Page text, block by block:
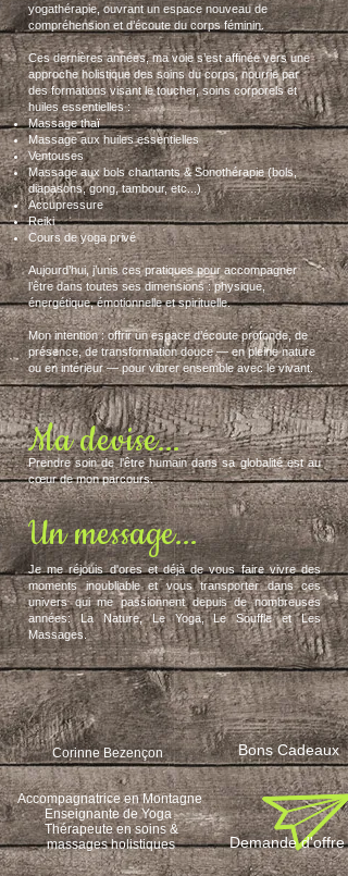
yogathérapie, ouvrant un espace nouveau de
compréhension et d’écoute du corps féminin.
​Ces dernières années, ma voie s’est affinée vers une
approche holistique des soins du corps, nourrie par
des formations visant le toucher, soins corporels et
huiles essentielles :
Massage thaï
Massage aux huiles essentielles
Ventouses
Massage aux bols chantants & Sonothérapie (bols,
diapasons, gong, tambour, etc...)
Accupressure
Reiki
Cours de yoga privé
Aujourd’hui, j’unis ces pratiques pour accompagner
l’être dans toutes ses dimensions : physique,
énergétique, émotionnelle et spirituelle.
Mon intention : offrir un espace d’écoute profonde, de
présence, de transformation douce — en pleine nature
ou en intérieur — pour vibrer ensemble avec le vivant.
Ma devise...
​Prendre soin de l'être humain dans sa globalité est au
cœur de mon parcours.
Un message...
Je me réjouis d'ores et déjà de vous faire vivre des
moments inoubliable et vous transporter dans ces
univers qui me passionnent depuis de nombreuses
années: La Nature, Le Yoga, Le Souffle et Les
Massages.
Corinne Bezençon
Accompagnatrice en Montagne
Enseignante de Yoga
Thérapeute en soins &
massages holistiques
Bons Cadeaux
Demande d'offre